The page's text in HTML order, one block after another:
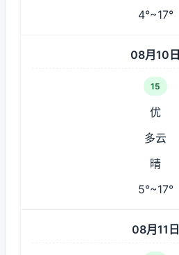
4°~17°
08月10日
15
优
多云
晴
5°~17°
08月11日